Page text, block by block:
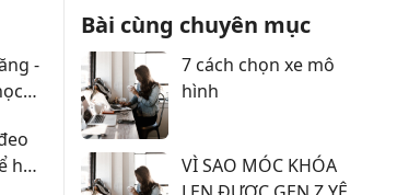
-
hợp
Bài cùng chuyên mục
7 cách chọn xe mô
hình
VÌ SAO MÓC KHÓA